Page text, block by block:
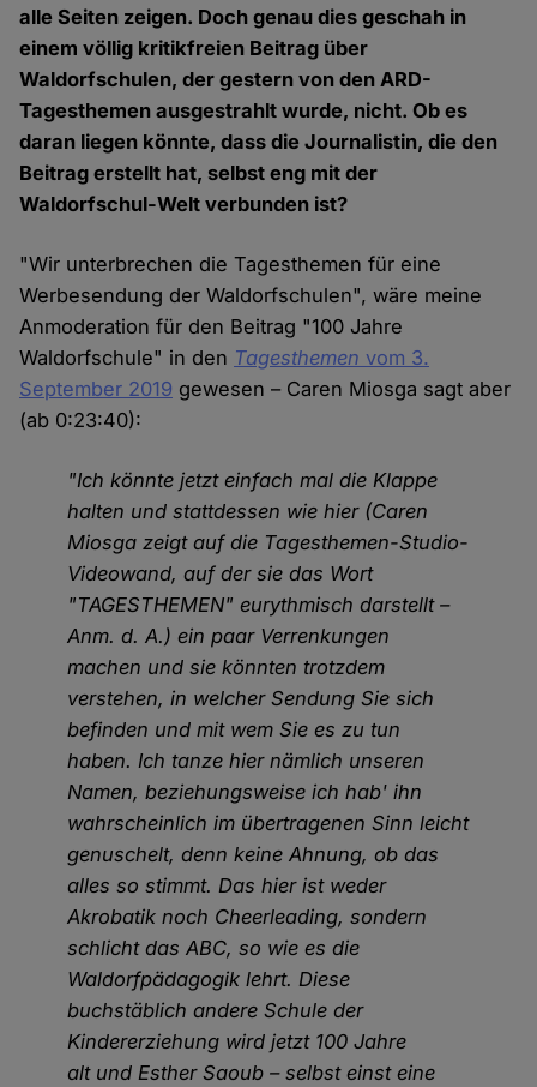
alle Seiten zeigen. Doch genau dies geschah in
einem völlig kritikfreien Beitrag über
Waldorfschulen, der gestern von den ARD-
Tagesthemen ausgestrahlt wurde, nicht. Ob es
daran liegen könnte, dass die Journalistin, die den
Beitrag erstellt hat, selbst eng mit der
Waldorfschul-Welt verbunden ist?
"Wir unterbrechen die Tagesthemen für eine
Werbesendung der Waldorfschulen", wäre meine
Anmoderation für den Beitrag "100 Jahre
Waldorfschule" in den Tagesthemen vom 3.
September 2019 gewesen – Caren Miosga sagt aber
(ab 0:23:40):
"Ich könnte jetzt einfach mal die Klappe
halten und stattdessen wie hier (Caren
Miosga zeigt auf die Tagesthemen-Studio-
Videowand, auf der sie das Wort
"TAGESTHEMEN" eurythmisch darstellt –
Anm. d. A.) ein paar Verrenkungen
machen und sie könnten trotzdem
verstehen, in welcher Sendung Sie sich
befinden und mit wem Sie es zu tun
haben. Ich tanze hier nämlich unseren
Namen, beziehungsweise ich hab' ihn
wahrscheinlich im übertragenen Sinn leicht
genuschelt, denn keine Ahnung, ob das
alles so stimmt. Das hier ist weder
Akrobatik noch Cheerleading, sondern
schlicht das ABC, so wie es die
Waldorfpädagogik lehrt. Diese
buchstäblich andere Schule der
Kindererziehung wird jetzt 100 Jahre
alt und Esther Saoub – selbst einst eine